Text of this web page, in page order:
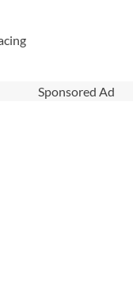
Sponsored Ad